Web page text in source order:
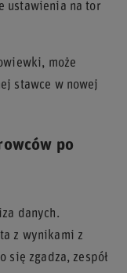
ustawienia na tor
może
stawce w nowej
po
danych.
z wynikami z
się zgadza, zespół